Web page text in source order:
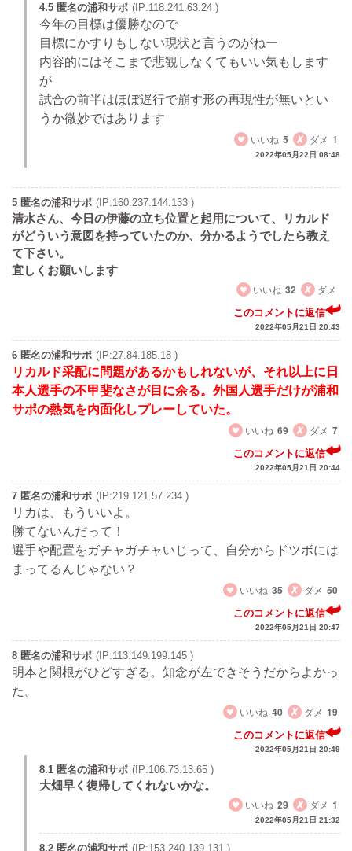
4.5 匿名の浦和サポ (IP:118.241.63.24 )
今年の目標は優勝なので
目標にかすりもしない現状と言うのがねー
内容的にはそこまで悲観しなくてもいい気もします
が
試合の前半はほぼ遅行で崩す形の再現性が無いとい
うか微妙ではあります
いいね 5 ダメ 1
2022年05月22日 08:48
5 匿名の浦和サポ (IP:160.237.144.133 )
清水さん、今日の伊藤の立ち位置と起用について、リカルド
がどういう意図を持っていたのか、分かるようでしたら教え
て下さい。
宜しくお願いします
いいね 32 ダメ
このコメントに返信
2022年05月21日 20:43
6 匿名の浦和サポ (IP:27.84.185.18 )
リカルド采配に問題があるかもしれないが、それ以上に日
本人選手の不甲斐なさが目に余る。外国人選手だけが浦和
サポの熱気を内面化しプレーしていた。
いいね 69 ダメ 7
このコメントに返信
2022年05月21日 20:44
7 匿名の浦和サポ (IP:219.121.57.234 )
リカは、もういいよ。
勝てないんだって！
選手や配置をガチャガチャいじって、自分からドツボには
まってるんじゃない？
いいね 35 ダメ 50
このコメントに返信
2022年05月21日 20:47
8 匿名の浦和サポ (IP:113.149.199.145 )
明本と関根がひどすぎる。知念が左できそうだからよかっ
た。
いいね 40 ダメ 19
このコメントに返信
2022年05月21日 20:49
8.1 匿名の浦和サポ (IP:106.73.13.65 )
大畑早く復帰してくれないかな。
いいね 29 ダメ 1
2022年05月21日 21:32
8.2 匿名の浦和サポ (IP:153.240.139.131 )